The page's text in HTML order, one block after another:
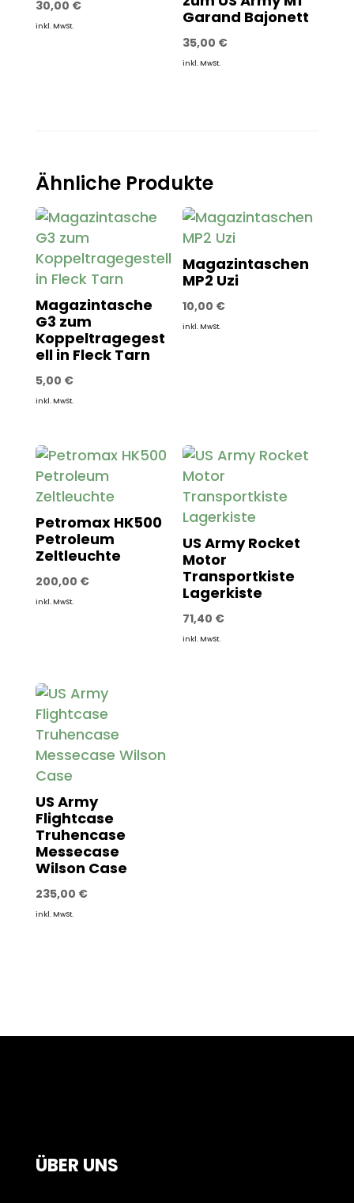
30,00 €
inkl. MwSt.
Garand Bajonett
35,00 €
inkl. MwSt.
Ähnliche Produkte
Magazintasche
G3 zum
Koppeltragegest
ell in Fleck Tarn
5,00 €
inkl. MwSt.
Magazintaschen
MP2 Uzi
10,00 €
inkl. MwSt.
Petromax HK500
Petroleum
Zeltleuchte
200,00 €
inkl. MwSt.
US Army Rocket
Motor
Transportkiste
Lagerkiste
71,40 €
inkl. MwSt.
US Army
Flightcase
Truhencase
Messecase
Wilson Case
235,00 €
inkl. MwSt.
ÜBER UNS